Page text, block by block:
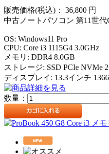
販売価格(税込)： 36,800 円
中古ノートパソコン 第11世代
OS: Windows11 Pro
CPU: Core i3 1115G4 3.0GHz
メモリ: DDR4 8.0GB
ストレージ: SSD PCIe NVMe
ディスプレイ: 13.3インチ
数量：